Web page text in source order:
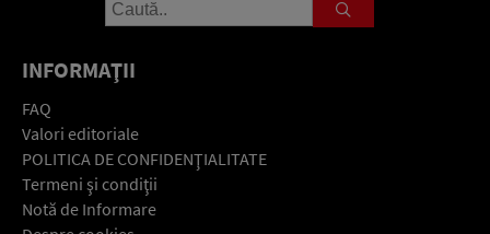
INFORMAŢII
FAQ
Valori editoriale
POLITICA DE CONFIDENŢIALITATE
Termeni şi condiţii
Notă de Informare